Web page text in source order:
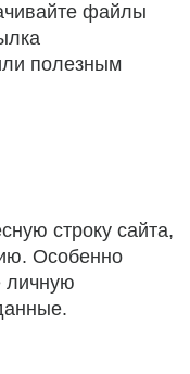
файлы
полезным
строку сайта,
Особенно
личную